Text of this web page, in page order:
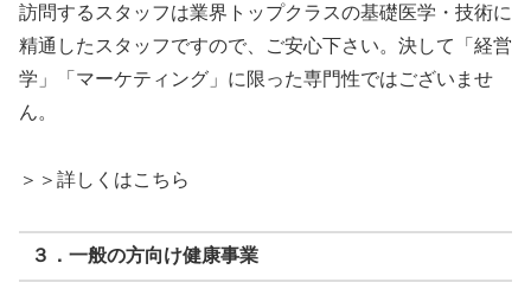
訪問するスタッフは業界トップクラスの基礎医学・技術に
精通したスタッフですので、ご安心下さい。決して「経営
学」「マーケティング」に限った専門性ではございませ
ん。
＞＞詳しくはこちら
３．一般の方向け健康事業